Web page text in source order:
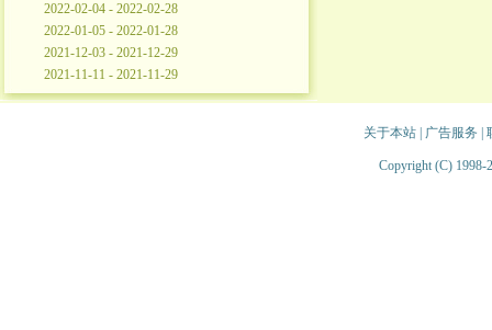
2022-02-04 - 2022-02-28
2022-01-05 - 2022-01-28
2021-12-03 - 2021-12-29
2021-11-11 - 2021-11-29
关于本站| 广告服务
Copyright (C) 1998-